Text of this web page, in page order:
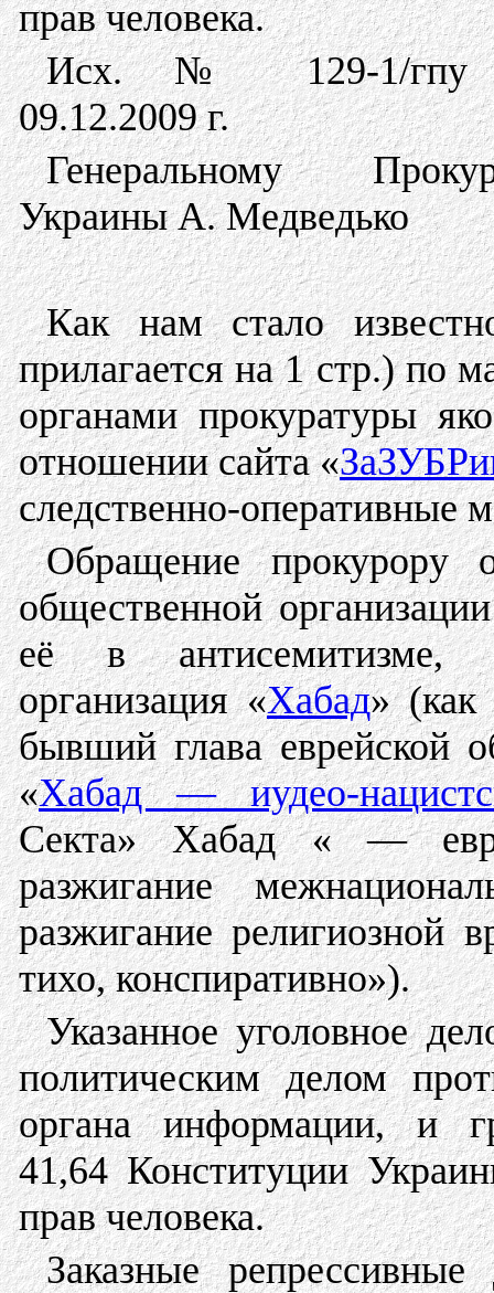
прав человека.
Исх. № 129-1/гпу
09.12.2009 г.
Генеральному
Украины А. Медведько
Как нам стало
прилагается на 1 стр.) по
органами прокуратуры
отношении сайта «
следственно-оперативные
Обращение прокурору
общественной
её в антисемитизме,
организация «Хабад» (как
бывший глава еврейской
«Хабад — иудео-
Секта» Хабад « —
разжигание
разжигание
тихо, конспиративно»).
Указанное уголовное
политическим делом
органа информации, и
41,64 Конституции
прав человека.
Заказные